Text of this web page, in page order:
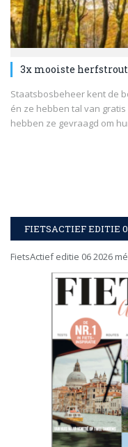
3x mooiste
Staatsbosbeheer kent de
én ze hebben tal van
hebben ze gevraagd om
FIETSACTIEF EDITIE
FietsActief editie 06 2026